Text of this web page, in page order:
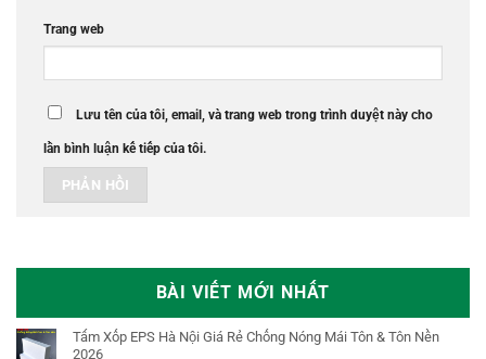
BÀI VIẾT MỚI NHẤT
Tấm Xốp EPS Hà Nội Giá Rẻ Chống Nóng Mái Tôn & Tôn Nền
2026
Trang web
Lưu tên của tôi, email, và trang web trong trình duyệt này cho
lần bình luận kế tiếp của tôi.